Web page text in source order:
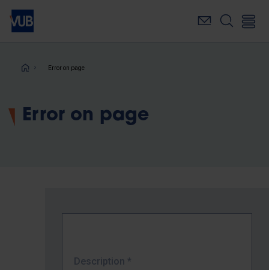
Skip
main
Breadcrumb
Error on page
Error on page
Description *